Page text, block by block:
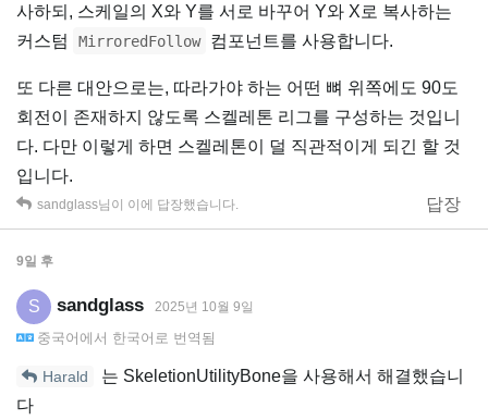
사하되, 스케일의 X와 Y를 서로 바꾸어 Y와 X로 복사하는
커스텀
MirroredFollow 컴포넌트를 사용합니다.
또 다른 대안으로는, 따라가야 하는 어떤 뼈 위쪽에도 90도
회전이 존재하지 않도록 스켈레톤 리그를 구성하는 것입니
다. 다만 이렇게 하면 스켈레톤이 덜 직관적이게 되긴 할 것
입니다.
답장
sandglass님이 이에 답장했습니다.
9일 후
S sandglass 2025년 10월 9일
중국어 에서 한국어 로 번역됨
Harald
는 SkeletionUtilityBone을 사용해서 해결했습니
다